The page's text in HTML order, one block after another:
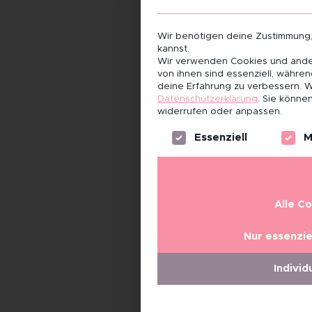
Wir benötigen deine
kannst.
Wir verwenden Cookies und
von ihnen sind essenziell,
deine Erfahrung zu verbessern.
Datenschutzerklärung. Sie
widerrufen oder anpassen.
Es folgt eine Liste der
Essenziell
Alle
Nur